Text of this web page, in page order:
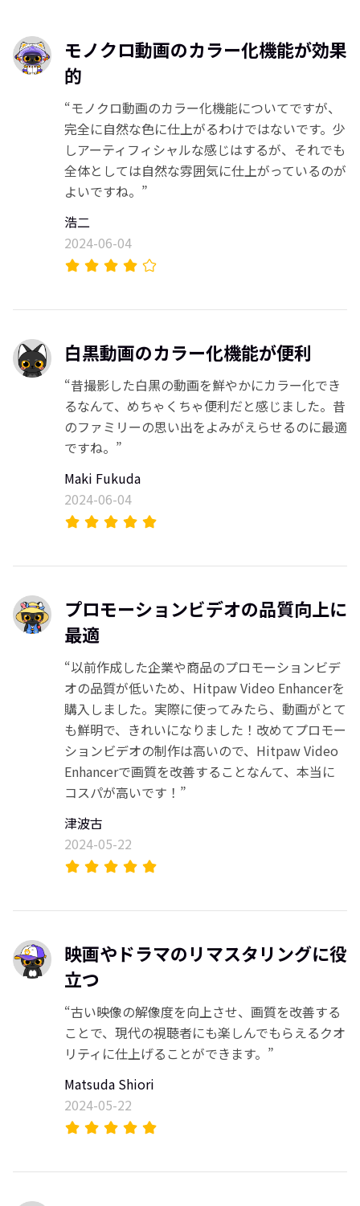
モノクロ動画のカラー化機能が効果
的
“モノクロ動画のカラー化機能についてですが、
完全に自然な色に仕上がるわけではないです。少
しアーティフィシャルな感じはするが、それでも
全体としては自然な雰囲気に仕上がっているのが
よいですね。”
浩二
2024-06-04
白黒動画のカラー化機能が便利
“昔撮影した白黒の動画を鮮やかにカラー化でき
るなんて、めちゃくちゃ便利だと感じました。昔
のファミリーの思い出をよみがえらせるのに最適
ですね。”
Maki Fukuda
2024-06-04
プロモーションビデオの品質向上に
最適
“以前作成した企業や商品のプロモーションビデ
オの品質が低いため、Hitpaw Video Enhancerを
購入しました。実際に使ってみたら、動画がとて
も鮮明で、きれいになりました！改めてプロモー
ションビデオの制作は高いので、Hitpaw Video
Enhancerで画質を改善することなんて、本当に
コスパが高いです！”
津波古
2024-05-22
映画やドラマのリマスタリングに役
立つ
“古い映像の解像度を向上させ、画質を改善する
ことで、現代の視聴者にも楽しんでもらえるクオ
リティに仕上げることができます。”
Matsuda Shiori
2024-05-22